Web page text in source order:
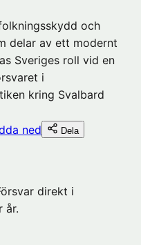
och
delar av ett modernt
Sveriges roll vid en
i
kring Svalbard
ned Dela
direkt i
år.